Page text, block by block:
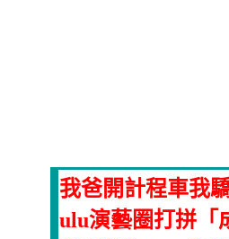
我爸開計程車我
ulu演藝圈打拼「